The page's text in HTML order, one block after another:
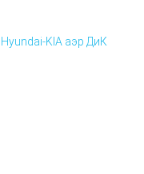
KIA аэр ДиК